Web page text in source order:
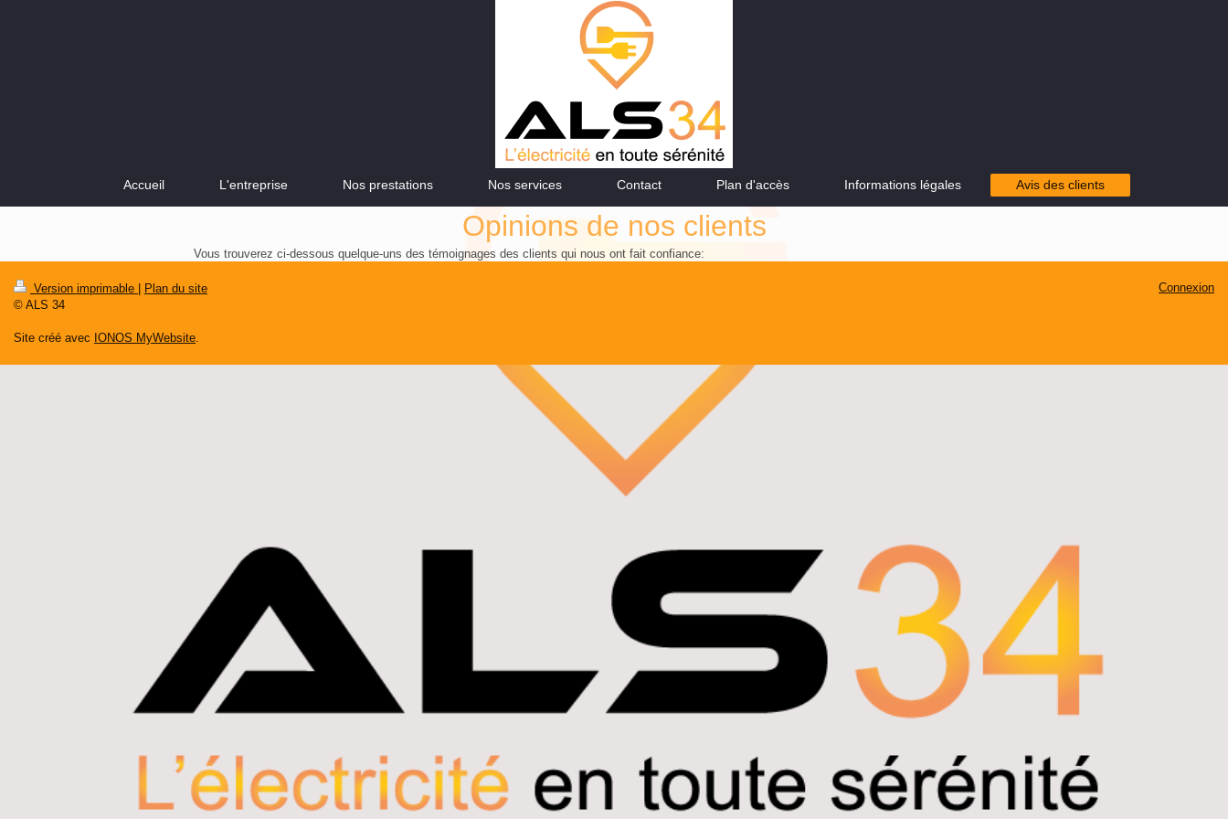
Accueil L'entreprise Nos prestations Nos services Contact Plan d'accès Informations légales Avis des clients
Opinions de nos clients
Vous trouverez ci-dessous quelque-uns des témoignages des clients qui nous ont fait confiance:
Version imprimable | Plan du site
© ALS 34
Site créé avec IONOS MyWebsite
Connexion